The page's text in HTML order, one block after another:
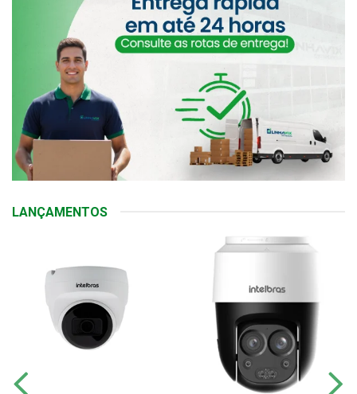
LANÇAMENTOS